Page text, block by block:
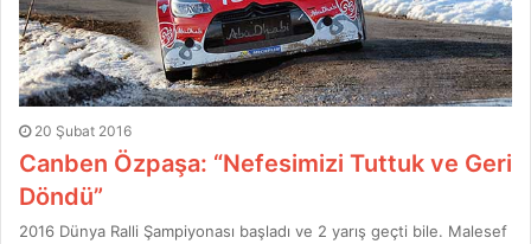
20 Şubat 2016
Canben Özpaşa: “Nefesimizi Tuttuk ve Geri
Döndü”
2016 Dünya Ralli Şampiyonası başladı ve 2 yarış geçti bile. Malesef